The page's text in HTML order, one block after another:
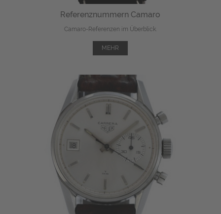
Referenznummern Camaro
Camaro-Referenzen im Überblick.
MEHR